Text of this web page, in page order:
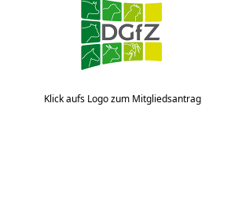
Klick aufs Logo zum Mitgliedsantrag